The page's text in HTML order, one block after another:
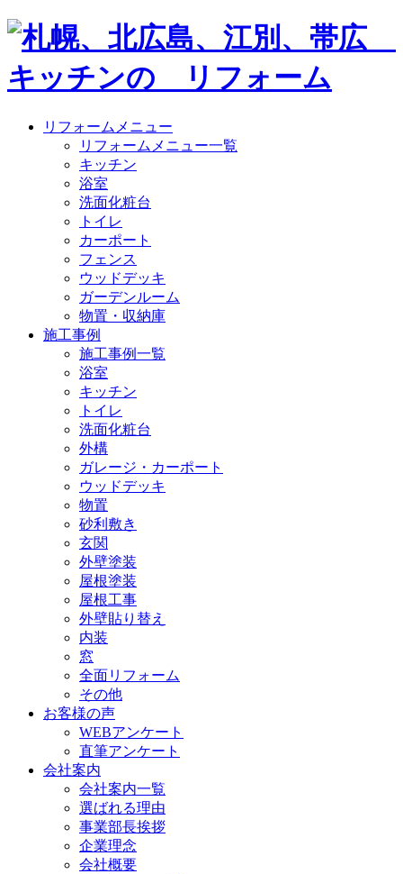
リフォームメニュー
リフォームメニュー一覧
キッチン
浴室
洗面化粧台
トイレ
カーポート
フェンス
ウッドデッキ
ガーデンルーム
物置・収納庫
施工事例
施工事例一覧
浴室
キッチン
トイレ
洗面化粧台
外構
ガレージ・カーポート
ウッドデッキ
物置
砂利敷き
玄関
外壁塗装
屋根塗装
屋根工事
外壁貼り替え
内装
窓
全面リフォーム
その他
お客様の声
WEBアンケート
直筆アンケート
会社案内
会社案内一覧
選ばれる理由
事業部長挨拶
企業理念
会社概要